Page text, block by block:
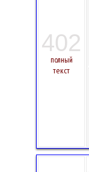
402
полный
текст